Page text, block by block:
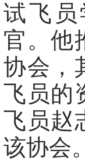
试飞
官。他
协会，
飞员的
飞员赵
该协会。